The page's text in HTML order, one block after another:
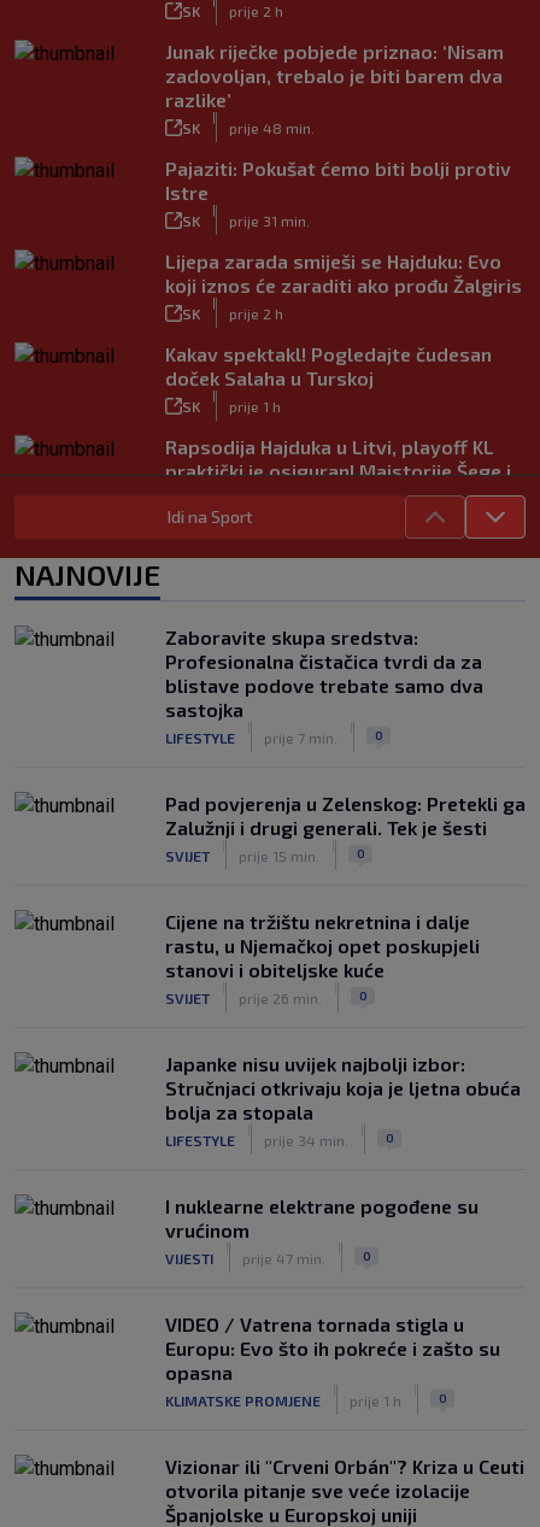
SK prije 2 h
Junak riječke pobjede priznao: ‘Nisam
zadovoljan, trebalo je biti barem dva
razlike’
SK prije 48 min.
Pajaziti: Pokušat ćemo biti bolji protiv
Istre
SK prije 31 min.
Lijepa zarada smiješi se Hajduku: Evo
koji iznos će zaraditi ako prođu Žalgiris
SK prije 2 h
Kakav spektakl! Pogledajte čudesan
doček Salaha u Turskoj
SK prije 1 h
Rapsodija Hajduka u Litvi, playoff KL
praktički je osiguran! Majstorije Šege i
SK
|
prije 6 h
Neočekivani problemi za Dinamo:
Rijeka u Finsku nosi minimalnu
prednost, bivši vratar Dinama spriječio
veću razliku
SK prije 2 h
Idi na Sport
NAJNOVIJE
Zaboravite skupa sredstva:
Profesionalna čistačica tvrdi da za
blistave podove trebate samo dva
sastojka
LIFESTYLE prije 7 min. 0
Pad povjerenja u Zelenskog: Pretekli ga
Zalužnji i drugi generali. Tek je šesti
SVIJET prije 15 min. 0
Cijene na tržištu nekretnina i dalje
rastu, u Njemačkoj opet poskupjeli
stanovi i obiteljske kuće
SVIJET prije 26 min. 0
Japanke nisu uvijek najbolji izbor:
Stručnjaci otkrivaju koja je ljetna obuća
bolja za stopala
LIFESTYLE prije 34 min. 0
I nuklearne elektrane pogođene su
vrućinom
VIJESTI prije 47 min. 0
VIDEO / Vatrena tornada stigla u
Europu: Evo što ih pokreće i zašto su
opasna
KLIMATSKE PROMJENE prije 1 h 0
Vizionar ili "Crveni Orbán"? Kriza u Ceuti
otvorila pitanje sve veće izolacije
Španjolske u Europskoj uniji